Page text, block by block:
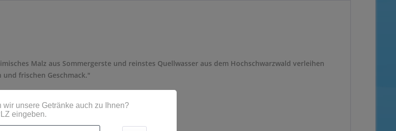
Malz aus Sommergerste und reinstes Quellwasser aus dem Hochschwarzwald verleihen
frischen Geschmack."